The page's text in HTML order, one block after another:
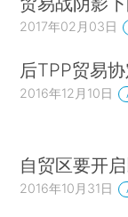
2017年02月03日
后TPP贸易
2016年12月10日
自贸区要开
2016年10月31日